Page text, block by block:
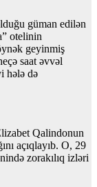
güman edilən
otelinin
geyinmiş
saat əvvəl
hələ də
Qalindonun
açıqlayıb. O, 29
zorakılıq izləri